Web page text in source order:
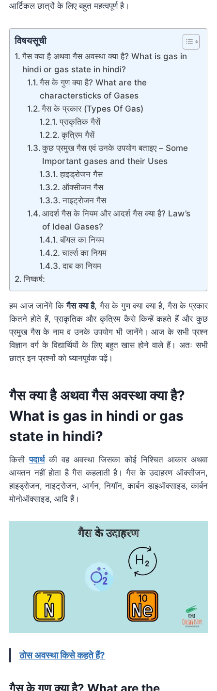
आर्टिकल छात्रों के लिए बहुत महत्वपूर्ण है।
विषयसूची
गैस क्या है अथवा गैस अवस्था क्या है? What is gas in
hindi or gas state in hindi?
गैस के गुण क्या है? What are the
charactersticks of Gases
गैस के प्रकार (Types Of Gas)
प्राकृतिक गैसें
कृत्रिम गैसें
कुछ प्रमुख गैस एवं उनके उपयोग बताइए – Some
Important gases and their Uses
हाइड्रोजन गैस
ऑक्सीजन गैस
नाइट्रोजन गैस
आदर्श गैस के नियम और आदर्श गैस क्या है? Law’s
of Ideal Gases?
बॉयल का नियम
चार्ल्स का नियम
दाब का नियम
निष्कर्ष:
हम आज जानेंगे किगैस क्या है, गैस के गुण क्या क्या है, गैस के प्रकार
कितने होते हैं, प्राकृतिक और कृत्रिम कैसे किन्हें कहते हैं और कुछ
प्रमुख गैस के नाम व उनके उपयोग भी जानेंगे। आज के सभी प्रश्न
विज्ञान वर्ग के विद्यार्थियों के लिए बहुत खास होने वाले हैं। अतः सभी
छात्र इन प्रश्नों को ध्यानपूर्वक पढ़ें।
गैस क्या हैअथवा गैस अवस्था क्या है?
What is gas in hindi or gas
state in hindi?
किसीपदार्थकी वह अवस्था जिसका कोई निश्चित आकार अथवा
आयतन नहीं होता है गैस कहलाती है। गैस के उदाहरण ऑक्सीजन,
हाइड्रोजन, नाइट्रोजन, आर्गन, नियॉन, कार्बन डाइऑक्साइड, कार्बन
मोनोऑक्साइड, आदि हैं।
ठोस अवस्था किसे कहते हैं?